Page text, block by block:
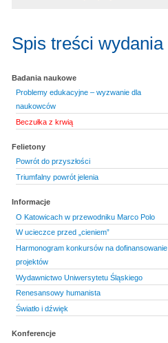
Spis treści wydania
Badania naukowe
Problemy edukacyjne – wyzwanie dla
naukowców
Beczułka z krwią
Felietony
Powrót do przyszłości
Triumfalny powrót jelenia
Informacje
O Katowicach w przewodniku Marco Polo
W ucieczce przed „cieniem”
Harmonogram konkursów na dofinansowanie
projektów
Wydawnictwo Uniwersytetu Śląskiego
Renesansowy humanista
Światło i dźwięk
Konferencje